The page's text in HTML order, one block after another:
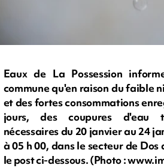
Eaux de La Possession
commune qu'en raison du faible
et des fortes consommations
jours, des coupures d'eau
nécessaires du 20 janvier au 24
à 05 h 00, dans le secteur de Dos
le post ci-dessous. (Photo :